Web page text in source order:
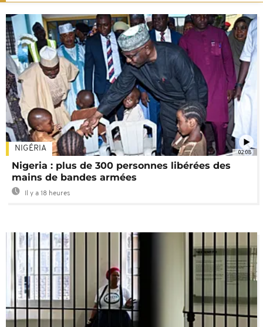
02:08
NIGÉRIA
Nigeria : plus de 300 personnes libérées des
mains de bandes armées
Il y a 18 heures